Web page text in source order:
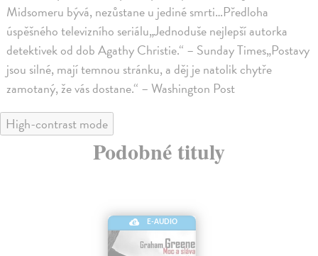
Midsomeru bývá, nezůstane u jediné smrti…Předloha
úspěšného televizního seriálu„Jednoduše nejlepší autorka
detektivek od dob Agathy Christie.“ – Sunday Times„Postavy
jsou silné, mají temnou stránku, a děj je natolik chytře
zamotaný, že vás dostane.“ – Washington Post
High-contrast mode
Podobné tituly
E-AUDIO